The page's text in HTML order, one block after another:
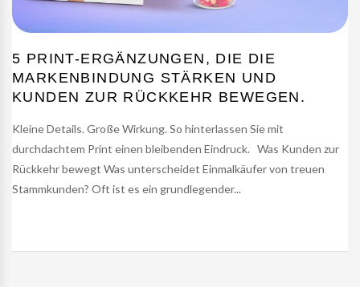
5 PRINT-ERGÄNZUNGEN, DIE DIE
MARKENBINDUNG STÄRKEN UND
KUNDEN ZUR RÜCKKEHR BEWEGEN.
Kleine Details. Große Wirkung. So hinterlassen Sie mit
durchdachtem Print einen bleibenden Eindruck. Was Kunden zur
Rückkehr bewegt Was unterscheidet Einmalkäufer von treuen
Stammkunden? Oft ist es ein grundlegender...